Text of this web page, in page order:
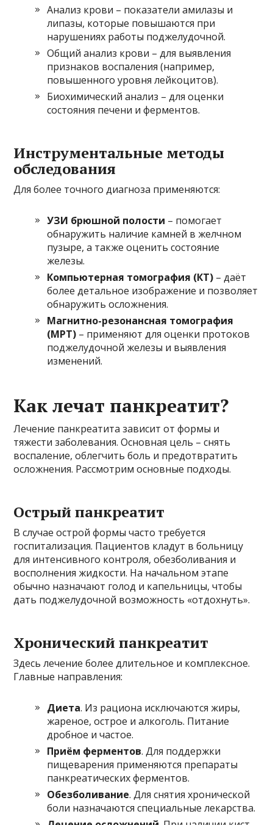
Анализ крови – показатели амилазы и
липазы, которые повышаются при
нарушениях работы поджелудочной.
Общий анализ крови – для выявления
признаков воспаления (например,
повышенного уровня лейкоцитов).
Биохимический анализ – для оценки
состояния печени и ферментов.
Инструментальные методы
обследования
Для более точного диагноза применяются:
УЗИ брюшной полости – помогает
обнаружить наличие камней в желчном
пузыре, а также оценить состояние
железы.
Компьютерная томография (КТ) – даёт
более детальное изображение и позволяет
обнаружить осложнения.
Магнитно-резонансная томография
(МРТ) – применяют для оценки протоков
поджелудочной железы и выявления
изменений.
Как лечат панкреатит?
Лечение панкреатита зависит от формы и
тяжести заболевания. Основная цель – снять
воспаление, облегчить боль и предотвратить
осложнения. Рассмотрим основные подходы.
Острый панкреатит
В случае острой формы часто требуется
госпитализация. Пациентов кладут в больницу
для интенсивного контроля, обезболивания и
восполнения жидкости. На начальном этапе
обычно назначают голод и капельницы, чтобы
дать поджелудочной возможность «отдохнуть».
Хронический панкреатит
Здесь лечение более длительное и комплексное.
Главные направления:
Диета. Из рациона исключаются жиры,
жареное, острое и алкоголь. Питание
дробное и частое.
Приём ферментов. Для поддержки
пищеварения применяются препараты
панкреатических ферментов.
Обезболивание. Для снятия хронической
боли назначаются специальные лекарства.